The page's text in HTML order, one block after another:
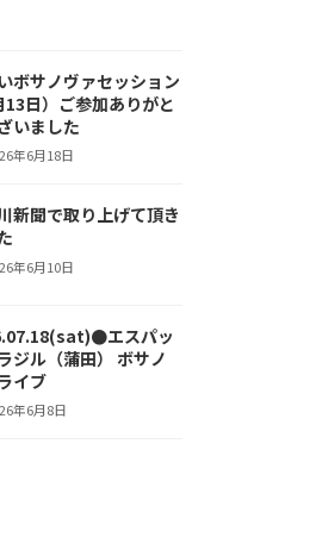
ボサノヴァセッション
13日）ご参加ありがと
いました
年6月18日
新聞で取り上げて頂き
年6月10日
エスパッ
ジル（蒲田） ボサノ
イブ
年6月8日